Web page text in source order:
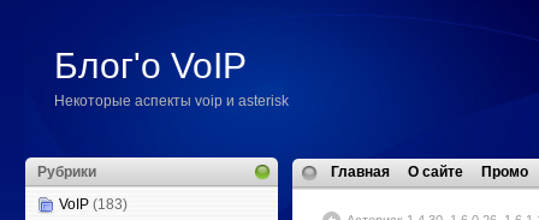
Блог'о VoIP
Некоторые аспекты voip и asterisk
Рубрики
VoIP (183)
Главная О сайте Промо